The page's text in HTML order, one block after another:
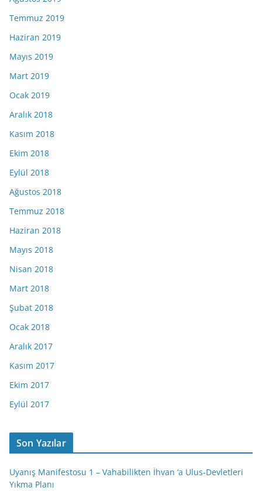
Temmuz 2019
Haziran 2019
Mayıs 2019
Mart 2019
Ocak 2019
Aralık 2018
Kasım 2018
Ekim 2018
Eylül 2018
Ağustos 2018
Temmuz 2018
Haziran 2018
Mayıs 2018
Nisan 2018
Mart 2018
Şubat 2018
Ocak 2018
Aralık 2017
Kasım 2017
Ekim 2017
Eylül 2017
Son Yazılar
Uyanış Manifestosu 1 – Vahabilikten İhvan ‘a Ulus-Devletleri
Yıkma Planı